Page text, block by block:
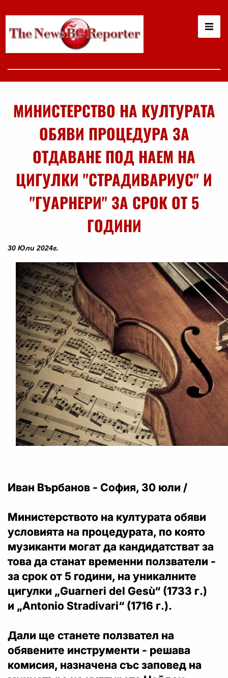
МИНИСТЕРСТВО НА КУЛТУРАТА
ОБЯВИ ПРОЦЕДУРА ЗА
ОТДАВАНЕ ПОД НАЕМ НА
ЦИГУЛКИ "СТРАДИВАРИУС" И
"ГУАРНЕРИ" ЗА СРОК ОТ 5
ГОДИНИ
30 Юли 2024г.
Иван Върбанов - София, 30 юли /
Министерството на културата обяви
условията на процедурата, по която
музиканти могат да кандидатстват за
това да станат временни ползватели -
за срок от 5 години, на уникалните
цигулки „Guarneri del Gesù“ (1733 г.)
и „Antonio Stradivari“ (1716 г.).
Дали ще станете ползвател на
обявените инструменти - решава
комисия, назначена със заповед на